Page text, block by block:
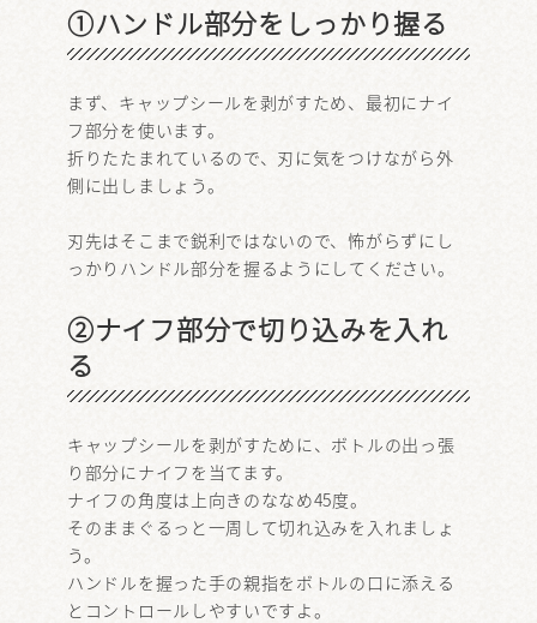
①ハンドル部分をしっかり握る
まず、キャップシールを剥がすため、最初にナイ
フ部分を使います。
折りたたまれているので、刃に気をつけながら外
側に出しましょう。
刃先はそこまで鋭利ではないので、怖がらずにし
っかりハンドル部分を握るようにしてください。
②ナイフ部分で切り込みを入れ
る
キャップシールを剥がすために、ボトルの出っ張
り部分にナイフを当てます。
ナイフの角度は上向きのななめ45度。
そのままぐるっと一周して切れ込みを入れましょ
う。
ハンドルを握った手の親指をボトルの口に添える
とコントロールしやすいですよ。